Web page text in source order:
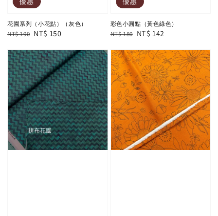
花園系列（小花點）（灰色）
Regular
NT$ 190 Sale
NT$ 150
彩色小圓點（黃色綠色）
Regular
NT$ 180 Sale
NT$ 142